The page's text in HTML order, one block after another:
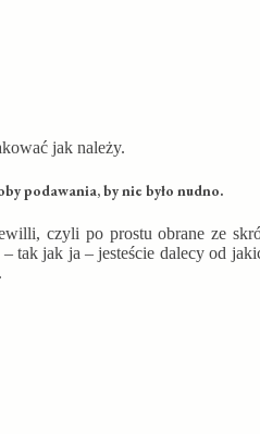
jak należy.
podawania, by nie było nudno.
czyli po prostu obrane ze
tak jak ja – jesteście dalecy od